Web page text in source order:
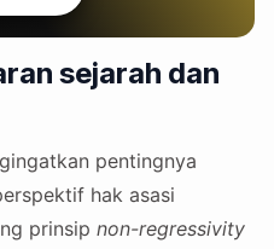
sejarah dan
pentingnya
hak asasi
prinsip non-regressivity